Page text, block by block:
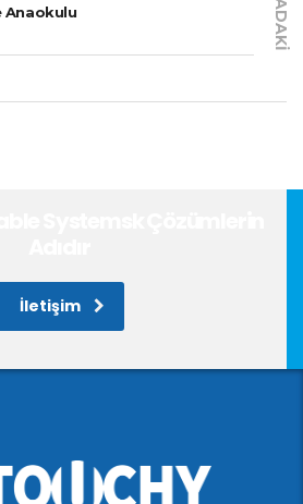
Anaokulu
İletişim